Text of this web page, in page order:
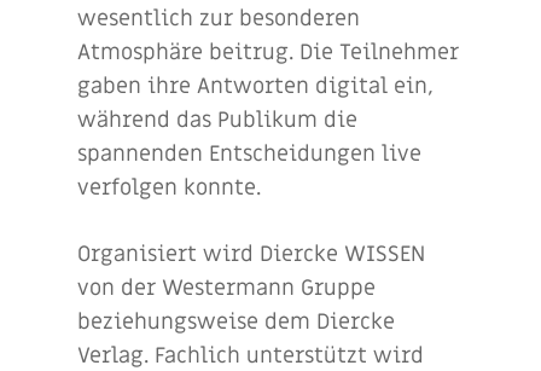
wesentlich zur besonderen
Atmosphäre beitrug. Die Teilnehmer
gaben ihre Antworten digital ein,
während das Publikum die
spannenden Entscheidungen live
verfolgen konnte.
Organisiert wird Diercke WISSEN
von der Westermann Gruppe
beziehungsweise dem Diercke
Verlag. Fachlich unterstützt wird